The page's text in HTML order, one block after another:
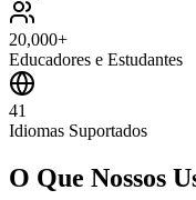
20,000+
Educadores e Estudantes
41
Idiomas Suportados
O Que Nossos